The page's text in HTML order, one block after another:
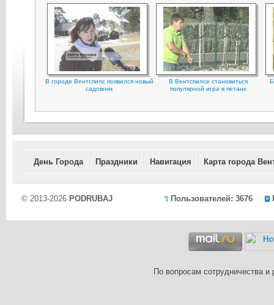
В городе Вентспилс появился новый
садовник
В Вентспилсе становиться
популярной игра в петанк
День Города Праздники Навигация Карта города
Пользователей: 3676
© 2013-2026 PODRUBAJ
По вопросам сотрудничества